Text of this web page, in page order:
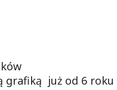
grafiką już od 6 roku